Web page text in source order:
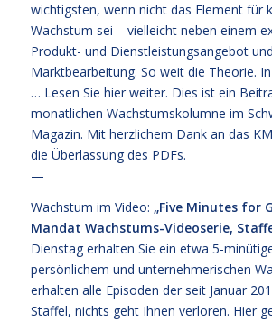
wichtigsten, wenn nicht das Element für
Wachstum sei – vielleicht neben einem
Produkt- und Dienstleistungsangebot
Marktbearbeitung. So weit die Theorie.
… Lesen Sie hier weiter. Dies ist ein
monatlichen Wachstumskolumne im
Magazin. Mit herzlichem Dank an das
die Überlassung des PDFs.
—
Wachstum im Video: „Five Minutes for
Mandat Wachstums-Videoserie,
Dienstag erhalten Sie ein etwa 5-
persönlichem und unternehmerischen
erhalten alle Episoden der seit Januar
Staffel, nichts geht Ihnen verloren. Hier